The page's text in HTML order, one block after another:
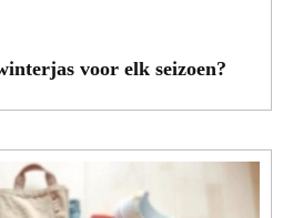
voor elk seizoen?